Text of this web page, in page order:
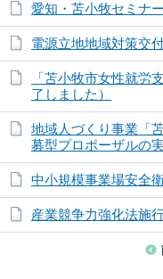
愛知・苫小牧セミナ
電源立地地域対策交
「苫小牧市女性就労
了しました）
地域人づくり事業「
募型プロポーザルの
中小規模事業場安全
産業競争力強化法施